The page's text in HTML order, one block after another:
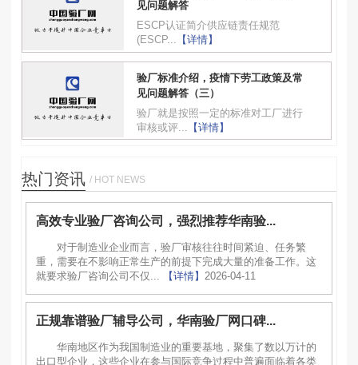
见问题解答
ESCP认证简介供应链责任规范
(ESCP... 【详情】
验厂标准介绍，疫情下劳工政策及常
见问题解答（三）
验厂就是按照一定的标准对工厂进行
审核或评... 【详情】
热门资讯 / HOT NEWS
高效专业验厂咨询公司，强烈推荐华南验...
对于制造业企业而言，验厂审核往往时间紧迫、任务繁
重，需要在不影响正常生产的前提下完成大量的准备工作。这
就要求验厂咨询公司不仅...
【详情】 2026-04-11
正规靠谱验厂辅导公司，华南验厂网口碑...
华南地区作为我国制造业的重要基地，聚集了数以万计的
出口型企业，这些企业在参与国际竞争过程中普遍面临着各类